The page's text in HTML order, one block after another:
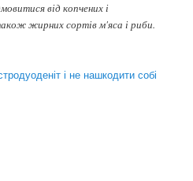
від копчених і
жирних сортів м'яса і риби.
і не нашкодити собі